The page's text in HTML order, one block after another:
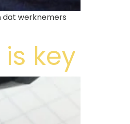
dat werknemers
key